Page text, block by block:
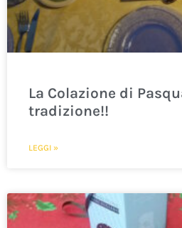
La Colazione di
tradizione!!
LEGGI »